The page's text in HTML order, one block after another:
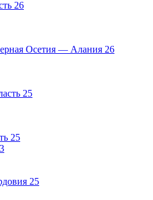
26
Осетия — Алания 26
25
25
25